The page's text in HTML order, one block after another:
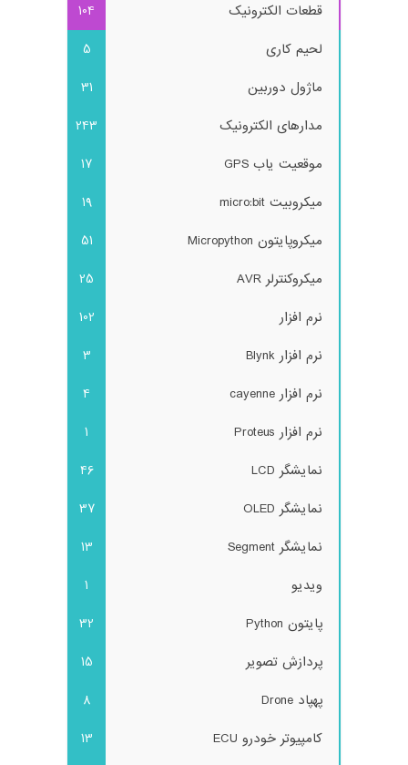
قطعات الکترونیک
104
لحیم کاری
5
ماژول دوربین
31
مدارهای الکترونیک
243
موقعیت یاب GPS
17
میکروبیت micro:bit
19
میکروپایتون Micropython
51
میکروکنترلر AVR
25
نرم افزار
102
نرم افزار Blynk
3
نرم افزار cayenne
4
نرم افزار Proteus
1
نمایشگر LCD
46
نمایشگر OLED
37
نمایشگر Segment
13
ویدیو
1
پایتون Python
32
پردازش تصویر
15
پهپاد Drone
8
کامپیوتر خودرو ECU
13